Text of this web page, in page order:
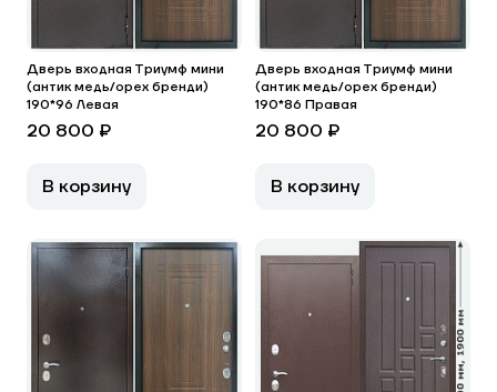
Дверь входная Триумф мини
(антик медь/орех бренди)
190*96 Левая
20 800 ₽
В корзину
Дверь входная Триумф мини
(антик медь/орех бренди)
190*86 Правая
20 800 ₽
В корзину